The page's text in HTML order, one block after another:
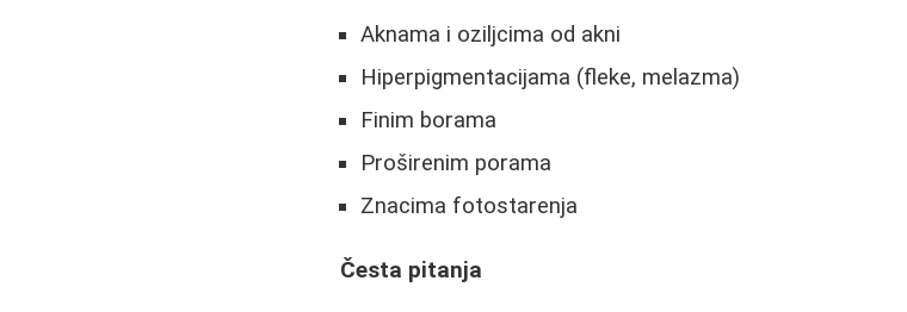
Aknama i oziljcima od akni
Hiperpigmentacijama (fleke, melazma)
Finim borama
Proširenim porama
Znacima fotostarenja
Česta pitanja